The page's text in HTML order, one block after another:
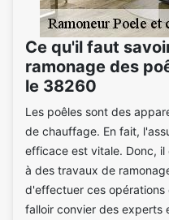
Ce qu'il faut
ramonage des
le 38260
Les poêles sont des
de chauffage. En fait,
efficace est vitale. Donc,
à des travaux de
d'effectuer ces opérations
falloir convier des experts